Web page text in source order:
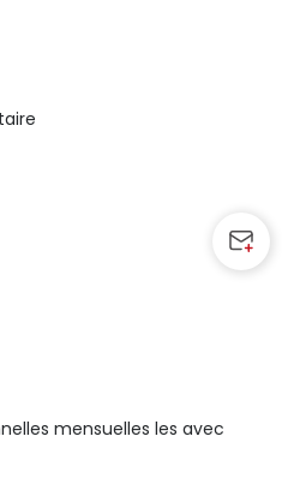
mensuelles les avec